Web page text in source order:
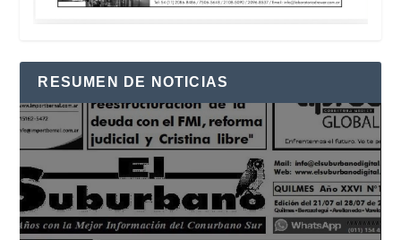
RESUMEN DE NOTICIAS
Reproductor
de
vídeo